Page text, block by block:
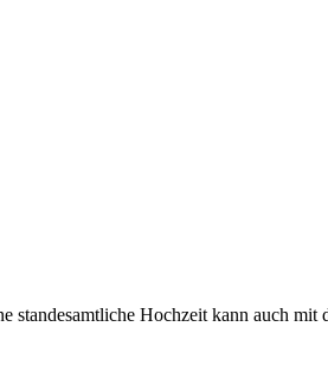
Hochzeit kann auch mit